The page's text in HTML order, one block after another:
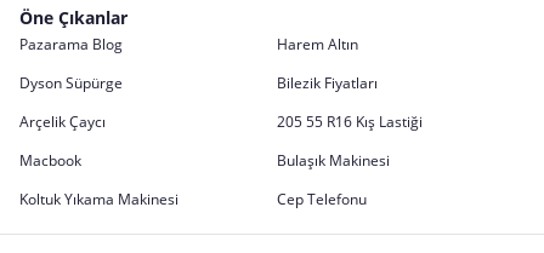
Öne Çıkanlar
Pazarama Blog
Harem Altın
Dyson Süpürge
Bilezik Fiyatları
Arçelik Çaycı
205 55 R16 Kış Lastiği
Macbook
Bulaşık Makinesi
Koltuk Yıkama Makinesi
Cep Telefonu